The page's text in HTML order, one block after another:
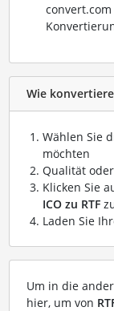
Wie
Wählen Sie
möchten
Qualität
Klicken Sie
ICO zu RTF
Laden Sie
Um in die
hier, um von